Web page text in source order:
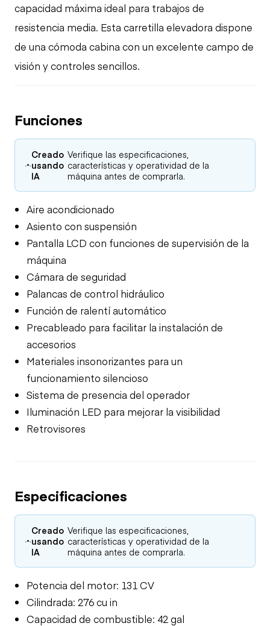
capacidad máxima ideal para trabajos de
resistencia media. Esta carretilla elevadora dispone
de una cómoda cabina con un excelente campo de
visión y controles sencillos.
Funciones
Creado
usando
IA
Verifique las especificaciones,
características y operatividad de la
máquina antes de comprarla.
Aire acondicionado
Asiento con suspensión
Pantalla LCD con funciones de supervisión de la
máquina
Cámara de seguridad
Palancas de control hidráulico
Función de ralentí automático
Precableado para facilitar la instalación de
accesorios
Materiales insonorizantes para un
funcionamiento silencioso
Sistema de presencia del operador
Iluminación LED para mejorar la visibilidad
Retrovisores
Especificaciones
Creado
usando
IA
Verifique las especificaciones,
características y operatividad de la
máquina antes de comprarla.
Potencia del motor: 131 CV
Cilindrada: 276 cu in
Capacidad de combustible: 42 gal